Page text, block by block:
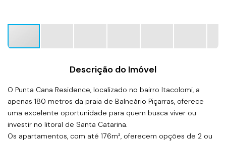
Descrição do Imóvel
O Punta Cana Residence, localizado no bairro Itacolomi, a
apenas 180 metros da praia de Balneário Piçarras, oferece
uma excelente oportunidade para quem busca viver ou
investir no litoral de Santa Catarina.
Os apartamentos, com até 176m², oferecem opções de 2 ou